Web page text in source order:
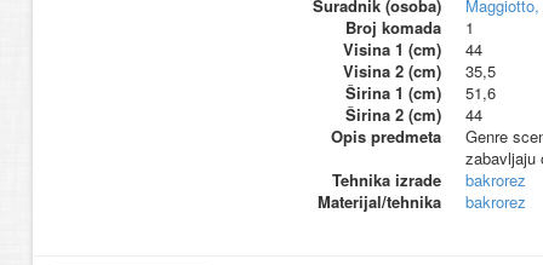
Suradnik (osoba)
Broj komada
1
Visina 1 (cm)
44
Visina 2 (cm)
35,5
Širina 1 (cm)
51,6
Širina 2 (cm)
44
Opis predmeta
Genre
zabavljaju
Tehnika izrade
bakrorez
Materijal/tehnika
bakrorez